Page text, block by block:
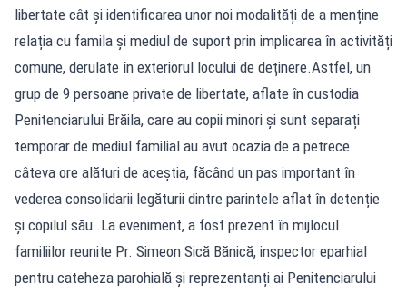
libertate cât și identificarea unor noi modalități de a menține
relația cu famila și mediul de suport prin implicarea în activități
comune, derulate în exteriorul locului de deținere.Astfel, un
grup de 9 persoane private de libertate, aflate în custodia
Penitenciarului Brăila, care au copii minori și sunt separați
temporar de mediul familial au avut ocazia de a petrece
câteva ore alături de aceștia, făcând un pas important în
vederea consolidarii legăturii dintre parintele aflat în detenție
și copilul său .La eveniment, a fost prezent în mijlocul
familiilor reunite Pr. Simeon Sică Bănică, inspector eparhial
pentru cateheza parohială și reprezentanți ai Penitenciarului